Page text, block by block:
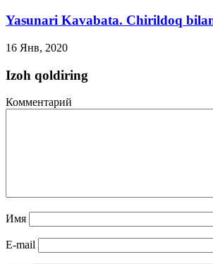
Yasunari Kavabata. Chirildoq
16 Янв, 2020
Izoh qoldiring
Комментарий
Имя
E-mail